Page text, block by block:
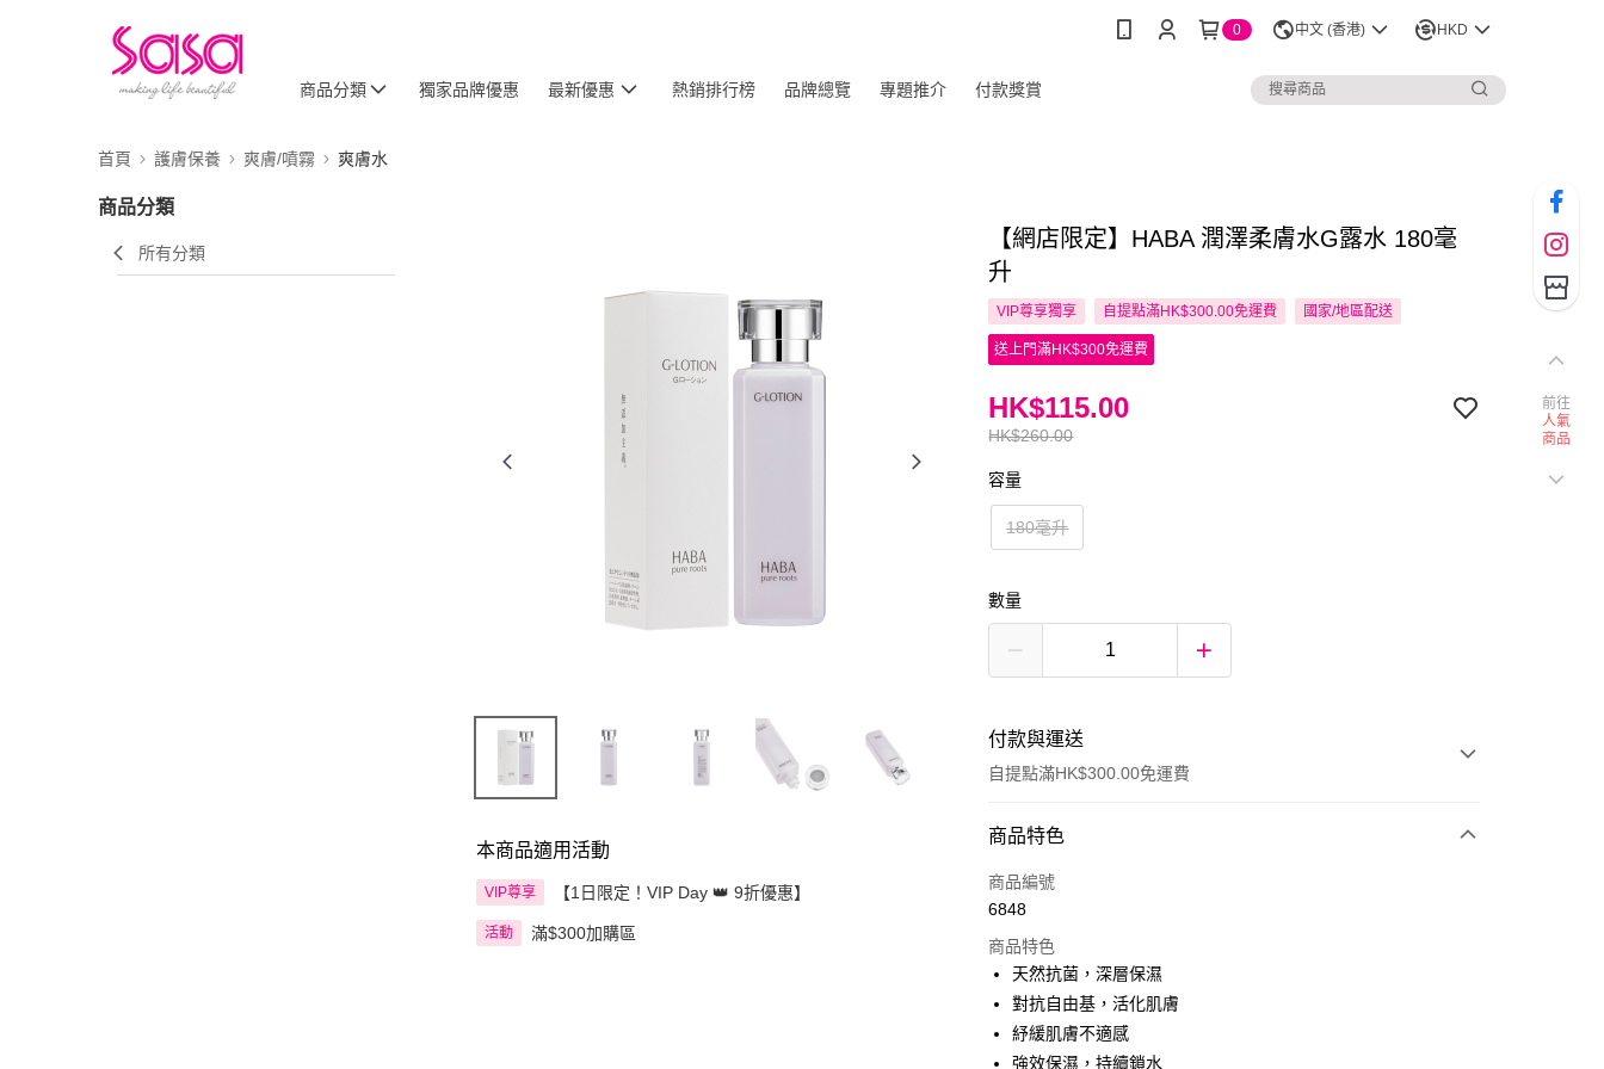
0 中文 (香港) HKD
商品分類 獨家品牌優惠 最新優惠 熱銷排行榜 品牌總覽 專題推介 付款獎賞
首頁 護膚保養 爽膚/噴霧 爽膚水
商品分類
所有分類
本商品適用活動
VIP尊享 【1日限定！VIP Day 👑 9折優惠】
活動 滿$300加購區
【網店限定】HABA 潤澤柔膚水G露水 180毫
升
VIP尊享獨享 自提點滿HK$300.00免運費 國家/地區配送
送上門滿HK$300免運費
HK$260.00
HK$115.00
容量
180毫升
數量
付款與運送
自提點滿HK$300.00免運費
付款方式
信用卡
AlipayHK
PayMe
WeChat Pay
商品特色
商品編號
6848
商品特色
天然抗菌，深層保濕
對抗自由基，活化肌膚
紓緩肌膚不適感
強效保濕，持續鎖水
前往
人氣
商品